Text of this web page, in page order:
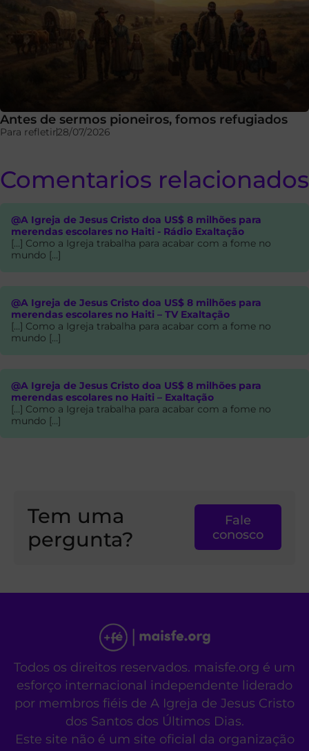
Antes de sermos pioneiros, fomos refugiados
Para refletir28/07/2026
Comentarios relacionados
@A Igreja de Jesus Cristo doa US$ 8 milhões para
merendas escolares no Haiti - Rádio Exaltação
[…] Como a Igreja trabalha para acabar com a fome no
mundo […]
@A Igreja de Jesus Cristo doa US$ 8 milhões para
merendas escolares no Haiti – TV Exaltação
[…] Como a Igreja trabalha para acabar com a fome no
mundo […]
@A Igreja de Jesus Cristo doa US$ 8 milhões para
merendas escolares no Haiti – Exaltação
[…] Como a Igreja trabalha para acabar com a fome no
mundo […]
Tem uma
pergunta?
Fale
conosco
Todos os direitos reservados. maisfe.org é um
esforço internacional independente liderado
por membros fiéis de A Igreja de Jesus Cristo
dos Santos dos Últimos Dias.
Este site não é um site oficial da organização